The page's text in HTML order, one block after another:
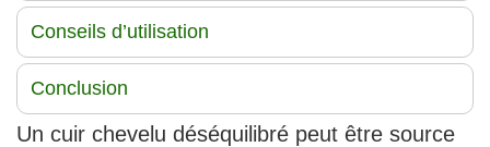
Conseils d’utilisation
Conclusion
Un cuir chevelu déséquilibré peut être source